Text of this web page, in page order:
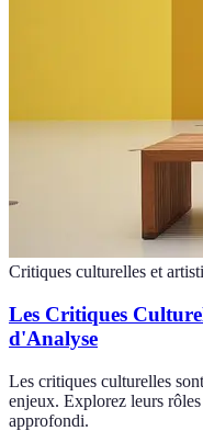
Critiques culturelles et
Les Critiques
d'Analyse
Les critiques culturelles
enjeux. Explorez leurs
approfondi.